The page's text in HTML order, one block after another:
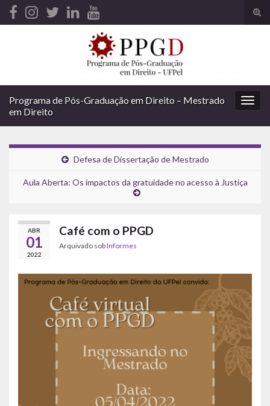
Search for:
Programa de Pós-Graduação em Direito – Mestrado
em Direito
Defesa de Dissertação de Mestrado
Aula Aberta: Os impactos da gratuidade no acesso à Justiça
ABR
01
2022
Café com o PPGD
Arquivado sobInformes